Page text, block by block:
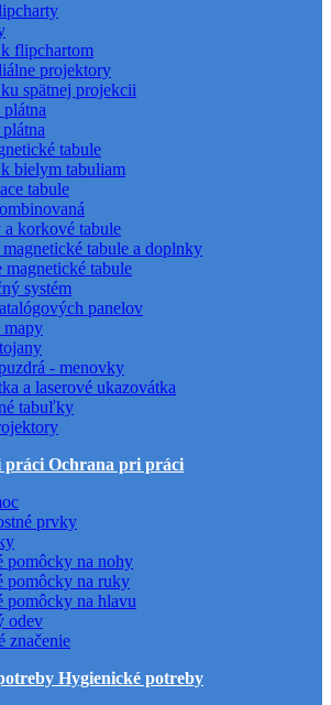
flipchartom
projektory
spätnej projekcii
plátna
tabule
bielym tabuliam
tabule
a korkové tabule
magnetické tabule a doplnky
magnetické tabule
systém
panelov
mapy
- menovky
a laserové ukazovátka
tabuľky
Ochrana pri práci
prvky
pomôcky na nohy
pomôcky na ruky
pomôcky na hlavu
odev
značenie
Hygienické potreby